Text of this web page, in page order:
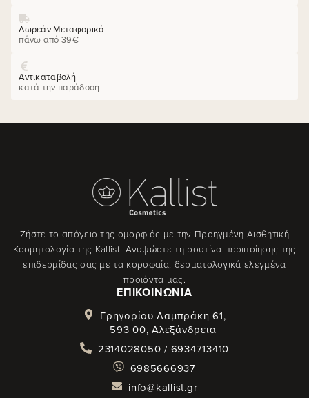
Δωρεάν Μεταφορικά
πάνω από 39€
Αντικαταβολή
κατά την παράδοση
Ζήστε το απόγειο της ομορφιάς με την Προηγμένη Αισθητική
Κοσμητολογία της Kallist. Ανυψώστε τη ρουτίνα περιποίησης της
επιδερμίδας σας με τα κορυφαία, δερματολογικά ελεγμένα
προϊόντα μας.
ΕΠΙΚΟΙΝΩΝΊΑ
Γρηγορίου Λαμπράκη 61,
593 00, Αλεξάνδρεια
2314028050 / 6934713410
6985666937
info@kallist.gr